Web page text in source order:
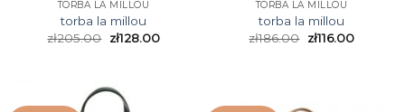
TORBA LA MILLOU
torba la millou
zł205.00 zł128.00
TORBA LA MILLOU
torba la millou
zł186.00 zł116.00